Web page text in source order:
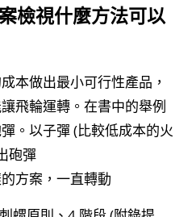
檢視什麼方法可以
本做出最小可行性產品，
飛輪運轉。在書中的舉例
。以子彈 (比較低成本的火
砲彈
方案，一直轉動